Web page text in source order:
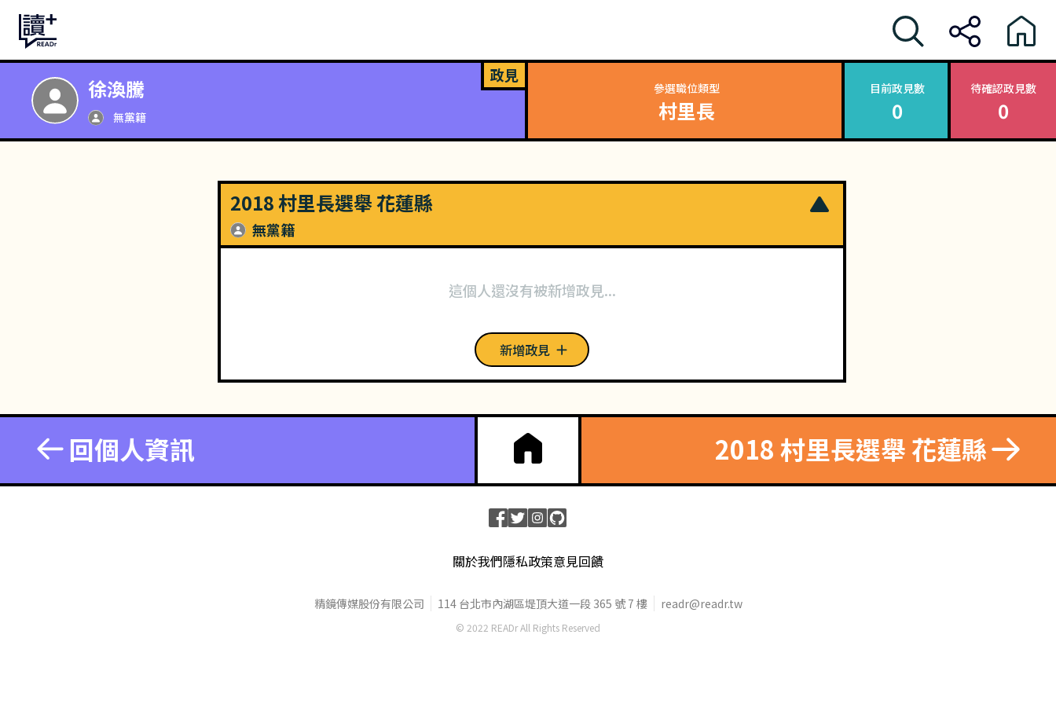
徐渙騰
無黨籍
政見
參選職位類型
村里長
目前政見數
0
待確認政見數
0
2018 村里長選舉 花蓮縣
無黨籍
這個人還沒有被新增政見...
新增政見
回個人資訊 2018 村里長選舉 花蓮縣
關於我們隱私政策意見回饋
精鏡傳媒股份有限公司 114 台北市內湖區堤頂大道一段 365 號 7 樓 readr@readr.tw
© 2022 READr All Rights Reserved